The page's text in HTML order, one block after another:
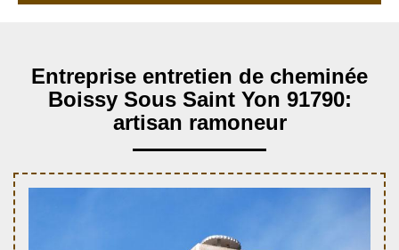
Entreprise entretien de cheminée
Boissy Sous Saint Yon 91790:
artisan ramoneur